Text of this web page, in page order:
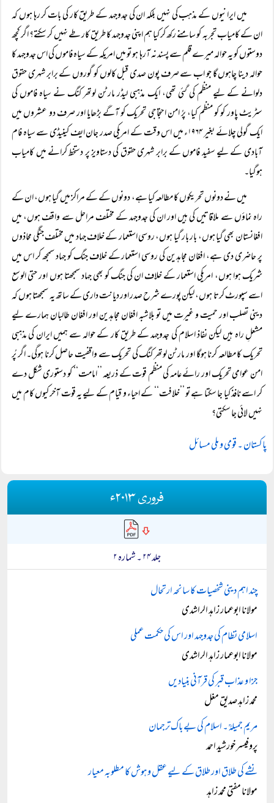
میں ایرانیوں کے مذہب کی نہیں بلکہ ان کی جدوجہد کے طریق کار کی بات کر رہا ہوں کہ
ان کے کامیاب تجربہ کو سامنے رکھ کر کیا ہم اپنی جدوجہد کا طریق کار طے نہیں کر سکتے؟ اگر کچھ
دوستوں کو یہ حوالہ میرے قلم سے پسند نہ آرہا ہو تو میں امریکہ کے سیاہ فاموں کی اس جدوجہد کا
حوالہ دینا چاہوں گا جو اب سے صرف پون صدی قبل کالوں کو گوروں کے برابر شہری حقوق
دلوانے کے لیے منظم کی گئی تھی، ایک مذہبی لیڈر مارٹن لوتھر کنگ نے سیاہ فاموں کی
سٹریٹ پاور کو کو منظم کیا، پرُ امن احتجاجی تحریک کو آگے بڑھایا اور صرف دو عشروں میں
ایک گولی چلائے بغیر ۱۹۶۴ء میں اس وقت کے امریکی صدر جان ایف کینیڈی سے سیاہ فام
آبادی کے لیے سفید فاموں کے برابر شہری حقوق کی دستاویز پر دستخط کرانے میں کامیاب
ہوگیا۔
میں نے دونوں تحریکوں کا مطالعہ کیا ہے، دونوں کے کے مراکز میں گیا ہوں، ان کے
راہ نماؤں سے ملاقاتیں کی ہیں اور ان کی جدوجہد کے مختلف مراحل سے واقف ہوں، میں
افغانستان بھی گیا ہوں، بار بار گیا ہوں، روسی استعمار کے خلاف جہاد میں مختلف جنگی محاذوں
پر حاضری دی ہے، افغان مجاہدین کی روسی استعمار کے خلاف جنگ کو جہاد سمجھ کر اس میں
شریک ہوا ہوں، امریکی استعمار کے خلاف ان کی جنگ کو بھی جہاد سمجھتا ہوں اور حتی الوسع
اسے سپورٹ کرتا ہوں، لیکن پورے شرح صدر اور دیانت داری کے ساتھ یہ سمجھتا ہوں کہ
دینی تصلب اور حمیت و غیرت میں تو بلاشبہ افغان مجاہدین اور افغان طالبان ہمارے لیے
مشعلِ راہ ہیں لیکن نفاذ اسلام کی جدوجہد کے طریق کار کے حوالہ سے ہمیں ایران کی مذہبی
تحریک کا مطالعہ کرنا ہوگا اور مارٹن لوتھر کنگ کی تحریک سے واقفیت حاصل کرنا ہوگی۔ اگر پُر
امن عوامی تحریک اور رائے عامہ کی منظم قوت کے ذریعہ ’’امامت‘‘ کو دستوری شکل دے
کر اسے نافذ کیا جا سکتا ہے تو ’’خلافت‘‘ کے احیاء و قیام کے لیے یہ قوت آخر کیوں کام میں
نہیں لائی جا سکتی؟
پاکستان ۔ قومی و ملی مسائل
فروری ۲۰۱۳ء
جلد ۲۴ ۔ شمارہ ۲
چند اہم دینی شخصیات کا سانحہ ارتحال
مولانا ابوعمار زاہد الراشدی
اسلامی نظام کی جدوجہد اور اس کی حکمت عملی
مولانا ابوعمار زاہد الراشدی
جزا و عذاب قبر کی قرآنی بنیادیں
محمد زاہد صدیق مغل
مریم جمیلہؒ ۔ اسلام کی بے باک ترجمان
پروفیسر خورشید احمد
نشے کی طلاق اور طلاق کے لیے عقل و ہوش کا مطلوبہ معیار
مولانا مفتی محمد زاہد